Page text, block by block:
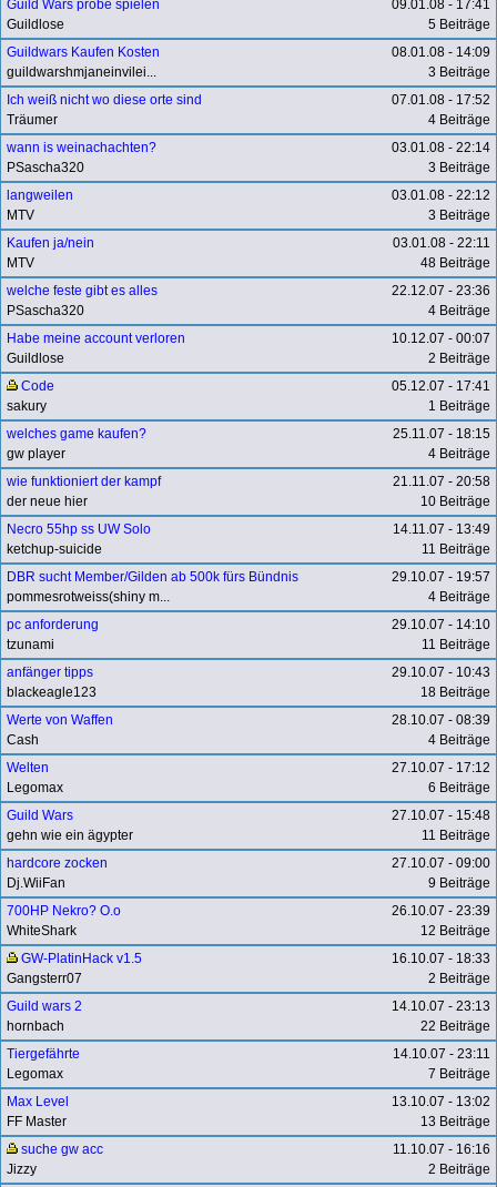
Guild Wars probe spielen
09.01.08 - 17:41
Guildlose
5 Beiträge
Guildwars Kaufen Kosten
08.01.08 - 14:09
guildwarshmjaneinvilei...
3 Beiträge
Ich weiß nicht wo diese orte sind
07.01.08 - 17:52
Träumer
4 Beiträge
wann is weinachachten?
03.01.08 - 22:14
PSascha320
3 Beiträge
langweilen
03.01.08 - 22:12
MTV
3 Beiträge
Kaufen ja/nein
03.01.08 - 22:11
MTV
48 Beiträge
welche feste gibt es alles
22.12.07 - 23:36
PSascha320
4 Beiträge
Habe meine account verloren
10.12.07 - 00:07
Guildlose
2 Beiträge
Code
05.12.07 - 17:41
sakury
1 Beiträge
welches game kaufen?
25.11.07 - 18:15
gw player
4 Beiträge
wie funktioniert der kampf
21.11.07 - 20:58
der neue hier
10 Beiträge
Necro 55hp ss UW Solo
14.11.07 - 13:49
ketchup-suicide
11 Beiträge
DBR sucht Member/Gilden ab 500k fürs Bündnis
29.10.07 - 19:57
pommesrotweiss(shiny m...
4 Beiträge
pc anforderung
29.10.07 - 14:10
tzunami
11 Beiträge
anfänger tipps
29.10.07 - 10:43
blackeagle123
18 Beiträge
Werte von Waffen
28.10.07 - 08:39
Cash
4 Beiträge
Welten
27.10.07 - 17:12
Legomax
6 Beiträge
Guild Wars
27.10.07 - 15:48
gehn wie ein ägypter
11 Beiträge
hardcore zocken
27.10.07 - 09:00
Dj.WiiFan
9 Beiträge
700HP Nekro? O.o
26.10.07 - 23:39
WhiteShark
12 Beiträge
GW-PlatinHack v1.5
16.10.07 - 18:33
Gangsterr07
2 Beiträge
Guild wars 2
14.10.07 - 23:13
hornbach
22 Beiträge
Tiergefährte
14.10.07 - 23:11
Legomax
7 Beiträge
Max Level
13.10.07 - 13:02
FF Master
13 Beiträge
suche gw acc
11.10.07 - 16:16
Jizzy
2 Beiträge